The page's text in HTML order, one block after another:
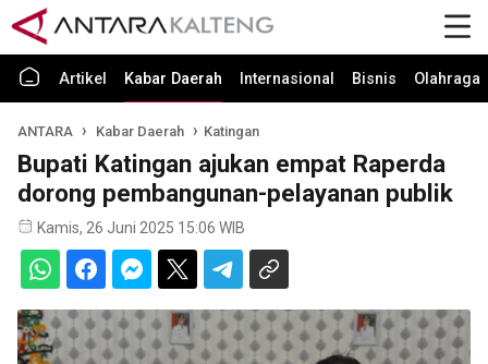
Artikel Kabar Daerah Internasional Bisnis Olahraga
ANTARA Kabar Daerah Katingan
Bupati Katingan ajukan empat Raperda
dorong pembangunan-pelayanan publik
Kamis, 26 Juni 2025 15:06 WIB